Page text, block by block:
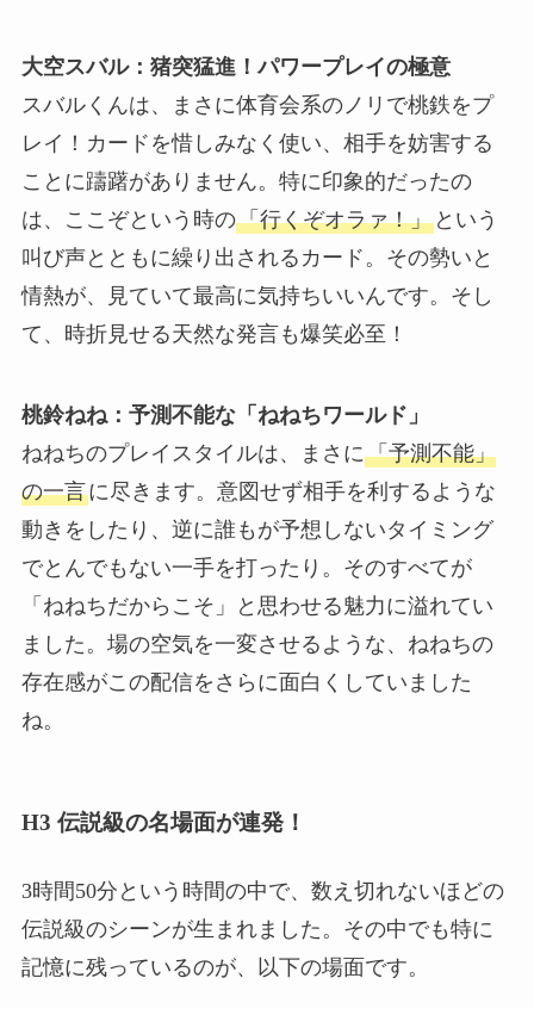
大空スバル：猪突猛進！パワープレイの極意
スバルくんは、まさに体育会系のノリで桃鉄をプ
レイ！カードを惜しみなく使い、相手を妨害する
ことに躊躇がありません。特に印象的だったの
は、ここぞという時の「行くぞオラァ！」という
叫び声とともに繰り出されるカード。その勢いと
情熱が、見ていて最高に気持ちいいんです。そし
て、時折見せる天然な発言も爆笑必至！
桃鈴ねね：予測不能な「ねねちワールド」
ねねちのプレイスタイルは、まさに「予測不能」
の一言に尽きます。意図せず相手を利するような
動きをしたり、逆に誰もが予想しないタイミング
でとんでもない一手を打ったり。そのすべてが
「ねねちだからこそ」と思わせる魅力に溢れてい
ました。場の空気を一変させるような、ねねちの
存在感がこの配信をさらに面白くしていました
ね。
H3 伝説級の名場面が連発！
3時間50分という時間の中で、数え切れないほどの
伝説級のシーンが生まれました。その中でも特に
記憶に残っているのが、以下の場面です。